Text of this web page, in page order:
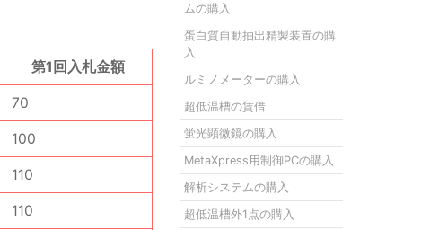
第1回入札金額
70
100
110
110
ムの購入
蛋白質自動抽出精製装置の購
入
ルミノメーターの購入
超低温槽の賃借
蛍光顕微鏡の購入
MetaXpress用制御PCの購入
解析システムの購入
超低温槽外1点の購入